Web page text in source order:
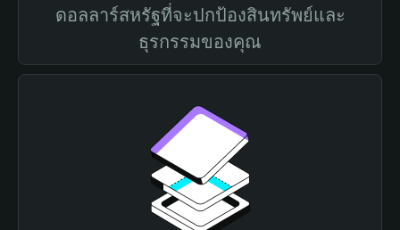
ดอลลาร์สหรัฐที่จะปกป้องสินทรัพย์และ
ธุรกรรมของคุณ